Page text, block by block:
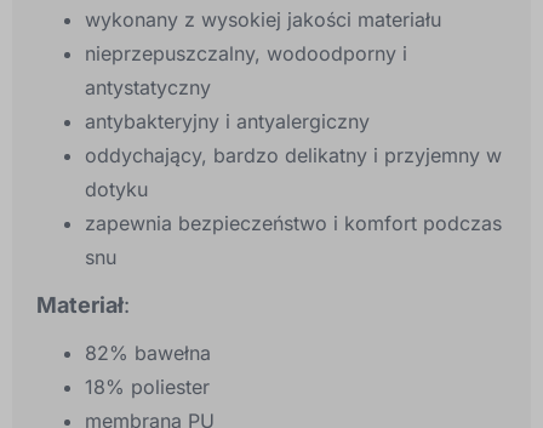
wykonany z wysokiej jakości materiału
nieprzepuszczalny, wodoodporny i
antystatyczny
antybakteryjny i antyalergiczny
oddychający, bardzo delikatny i przyjemny w
dotyku
zapewnia bezpieczeństwo i komfort podczas
snu
Materiał:
82% bawełna
18% poliester
membrana PU